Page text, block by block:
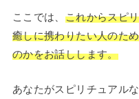
ここでは、 これからスピ
癒しに携わりたい人のた
のかをお話しします。
あなたがスピリチュアル